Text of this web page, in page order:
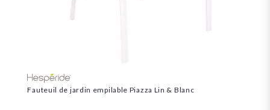
Fauteuil de jardin empilable Piazza Lin & Blanc